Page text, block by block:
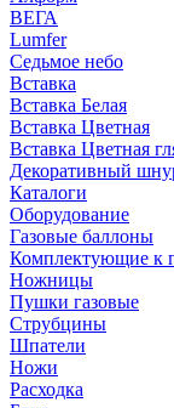
ВЕГА
Lumfer
Седьмое небо
Вставка
Вставка Белая
Вставка Цветная
Вставка Цветная
Декоративный
Каталоги
Оборудование
Газовые баллоны
Комплектующие к
Ножницы
Пушки газовые
Струбцины
Шпатели
Ножи
Расходка